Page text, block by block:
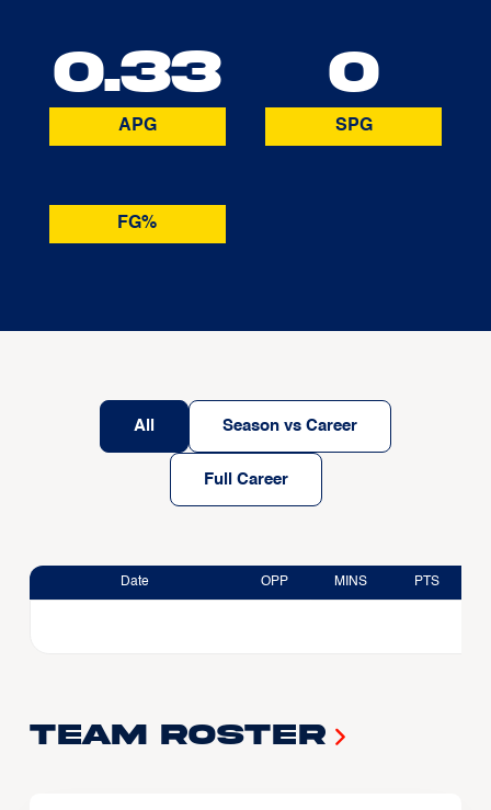
0.33
APG
0
SPG
FG%
All Season vs Career
Full Career
Date OPP MINS PTS
Team Roster